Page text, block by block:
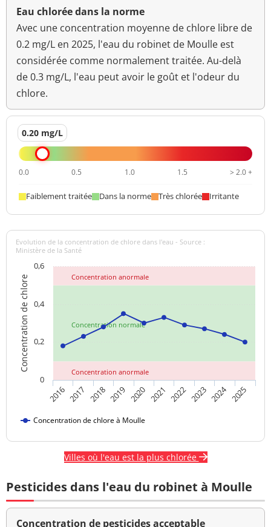
Eau chlorée dans la norme
Avec une concentration moyenne de chlore libre de
0.2 mg/L en 2025, l'eau du robinet de Moulle est
considérée comme normalement traitée. Au-delà
de 0.3 mg/L, l'eau peut avoir le goût et l'odeur du
chlore.
0.20 mg/L
0.0 0.5 1.0 1.5 > 2.0 +
Faiblement traitée Dans la norme Très chlorée Irritante
Concentration normale
Concentration anormale
Concentration anormale
Concentration de chlore
Evolution de la concentration de chlore dans l'eau - Source :
Ministère de la Santé
Concentration de chlore à Moulle
2016 2017 2018 2019 2020 2021 2022 2023 2024 2025
0
0,2
0,4
0,6
Villes où l'eau est la plus chlorée
Pesticides dans l'eau du robinet à Moulle
Concentration de pesticides acceptable